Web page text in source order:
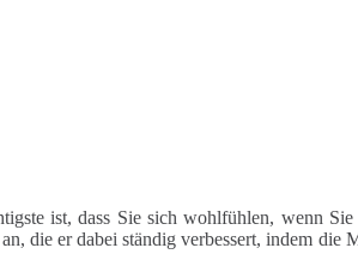
ist, dass Sie sich wohlfühlen, wenn
die er dabei ständig verbessert, indem die